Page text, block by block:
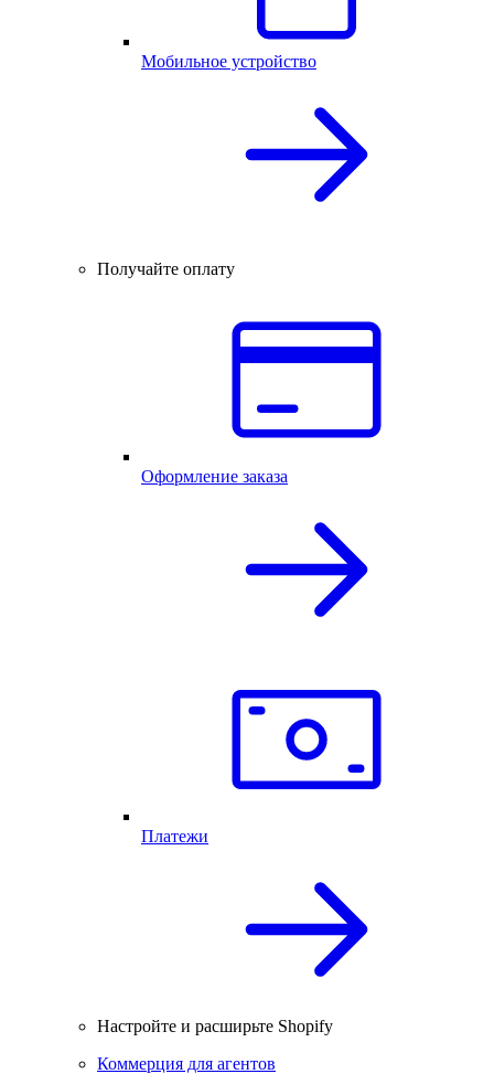
Мобильное устройство
Получайте оплату
Оформление заказа
Платежи
Настройте и расширьте Shopify
Коммерция для агентов